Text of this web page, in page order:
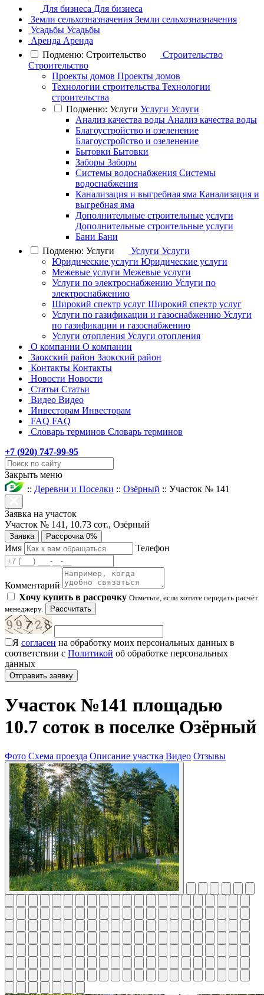
Для бизнеса Для бизнеса
Земли сельхозназначения Земли сельхозназначения
Усадьбы Усадьбы
Аренда Аренда
Подменю: Строительство
Строительство
Строительство
Проекты домов Проекты домов
Технологии строительства Технологии
строительства
Подменю: Услуги Услуги Услуги
Анализ качества воды Анализ качества воды
Благоустройство и озеленение
Благоустройство и озеленение
Бытовки Бытовки
Заборы Заборы
Системы водоснабжения Системы
водоснабжения
Канализация и выгребная яма Канализация и
выгребная яма
Дополнительные строительные услуги
Дополнительные строительные услуги
Бани Бани
Подменю: Услуги
Услуги Услуги
Юридические услуги Юридические услуги
Межевые услуги Межевые услуги
Услуги по электроснабжению Услуги по
электроснабжению
Широкий спектр услуг Широкий спектр услуг
Услуги по газификации и газоснабжению Услуги
по газификации и газоснабжению
Услуги отопления Услуги отопления
О компании О компании
Заокский район Заокский район
Контакты Контакты
Новости Новости
Статьи Статьи
Видео Видео
Инвесторам Инвесторам
FAQ FAQ
Словарь терминов Словарь терминов
+7 (920) 747-99-95
Закрыть меню
:: Деревни и Поселки :: Озёрный :: Участок № 141
Заявка на участок
Участок № 141, 10.73 сот., Озёрный
Заявка Рассрочка 0%
Имя Телефон
Комментарий
Хочу купить в рассрочку Отметьте, если хотите передать расчёт
менеджеру.
Рассчитать
Я согласен на обработку моих персональных данных в
соответствии с Политикой об обработке персональных
данных
Участок №141 площадью
10.7 соток в поселке Озёрный
Фото Схема проезда Описание участка Видео Отзывы